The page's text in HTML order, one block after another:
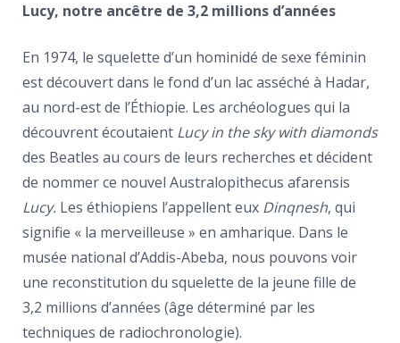
Lucy, notre ancêtre de 3,2 millions d’années
En 1974, le squelette d’un hominidé de sexe féminin
est découvert dans le fond d’un lac asséché à Hadar,
au nord-est de l’Éthiopie. Les archéologues qui la
découvrent écoutaient Lucy in the sky with diamonds
des Beatles au cours de leurs recherches et décident
de nommer ce nouvel Australopithecus afarensis
Lucy. Les éthiopiens l’appellent eux Dinqnesh, qui
signifie « la merveilleuse » en amharique. Dans le
musée national d’Addis-Abeba, nous pouvons voir
une reconstitution du squelette de la jeune fille de
3,2 millions d’années (âge déterminé par les
techniques de radiochronologie).